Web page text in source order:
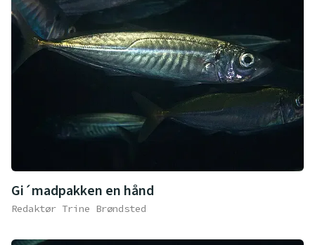
Gi´madpakken en hånd
Redaktør Trine Brøndsted